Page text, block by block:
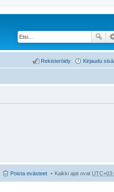
Kirjaudu
Rekisteröidy
Kaikki ajat ovat
Poista evästeet